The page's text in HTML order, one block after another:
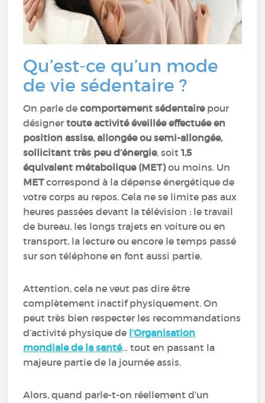
Qu’est-ce qu’un mode
de vie sédentaire ?
On parle decomportement sédentaire pour
désignertoute activité éveillée effectuée en
position assise, allongée ou semi-allongée,
sollicitant très peu d’énergie, soit1,5
équivalent métabolique (MET)ou moins. Un
METcorrespond à la dépense énergétique de
votre corps au repos. Cela ne se limite pas aux
heures passées devant la télévision : le travail
de bureau, les longs trajets en voiture ou en
transport, la lecture ou encore le temps passé
sur son téléphone en font aussi partie.
Attention, cela ne veut pas dire être
complètement inactif physiquement. On
peut très bien respecter les recommandations
d’activité physique de l’Organisation
mondiale de la santé… tout en passant la
majeure partie de la journée assis.
Alors, quand parle-t-on réellement d’un